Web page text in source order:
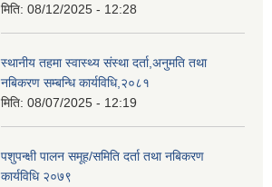
मिति: 08/12/2025 - 12:28
स्थानीय तहमा स्वास्थ्य संस्था दर्ता,अनुमति तथा
नबिकरण सम्बन्धि कार्यविधि,२०८१
मिति: 08/07/2025 - 12:19
पशुपन्क्षी पालन समूह/समिति दर्ता तथा नबिकरण
कार्यविधि २०७९